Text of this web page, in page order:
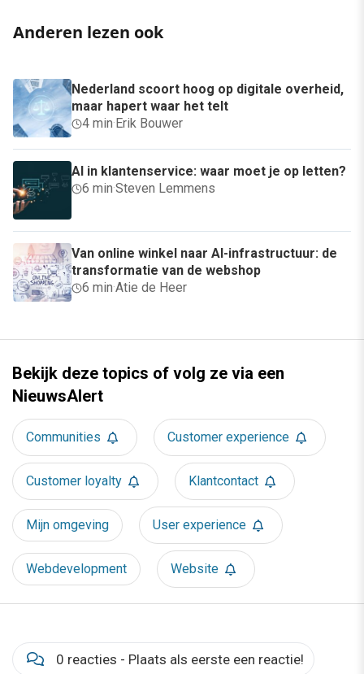
Anderen lezen ook
Nederland scoort hoog op digitale overheid,
maar hapert waar het telt
4 min· Erik Bouwer
AI in klantenservice: waar moet je op letten?
6 min·Steven Lemmens
Van online winkel naar AI-infrastructuur: de
transformatie van de webshop
6 min·Atie de Heer
Bekijk deze topics of volg ze via een
NieuwsAlert
Communities Customer experience
Customer loyalty Klantcontact
Mijn omgeving User experience
Webdevelopment Website
0 reacties - Plaats als eerste een reactie!